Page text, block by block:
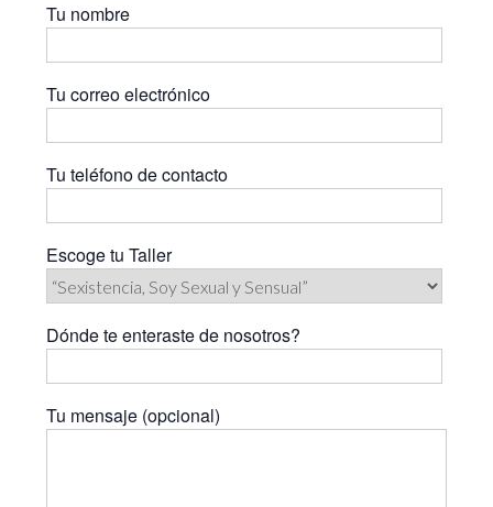
Tu nombre
Tu correo electrónico
Tu teléfono de contacto
Escoge tu Taller
Dónde te enteraste de nosotros?
Tu mensaje (opcional)